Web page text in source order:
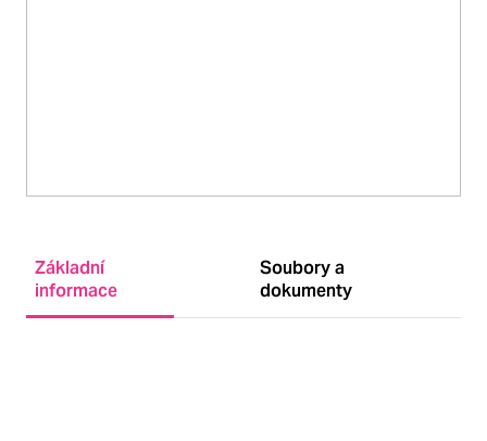
Základní
informace
Soubory a
dokumenty